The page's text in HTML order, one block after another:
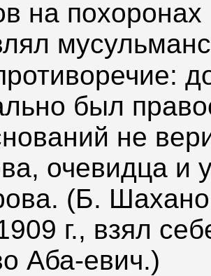
на похоронах
был
не
очевидца и
(Б.
г., взял
Аба-евич.)